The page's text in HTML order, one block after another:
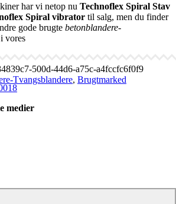
har vi netop nu Technoflex Spiral Stav
Spiral vibrator til salg, men du finder
gode brugte betonblandere-
i vores
500d-44d6-a75c-a4fccfc6f0f9
Tvangsblandere, Brugtmarked
medier